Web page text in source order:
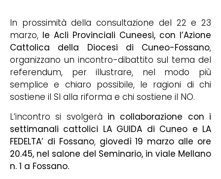
In prossimità della consultazione del 22 e 23
marzo, le Acli Provinciali Cuneesi, con l’Azione
Cattolica della Diocesi di Cuneo-Fossano,
organizzano un incontro-dibattito sul tema del
referendum, per illustrare, nel modo più
semplice e chiaro possibile, le ragioni di chi
sostiene il SI alla riforma e chi sostiene il NO.
L’incontro si svolgerà in collaborazione con i
settimanali cattolici LA GUIDA di Cuneo e LA
FEDELTA’ di Fossano, giovedì 19 marzo alle ore
20.45, nel salone del Seminario, in viale Mellano
n. 1 a Fossano.